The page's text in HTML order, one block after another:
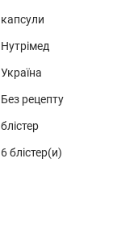
капсули
Нутрімед
Україна
Без рецепту
блістер
6 блістер(и)